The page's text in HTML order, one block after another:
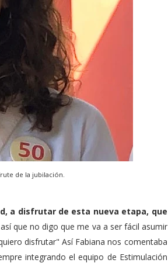
de la jubilación.
a disfrutar de esta nueva etapa, que
que no digo que me va a ser fácil asumir
disfrutar" Así Fabiana nos comentaba
integrando el equipo de Estimulación